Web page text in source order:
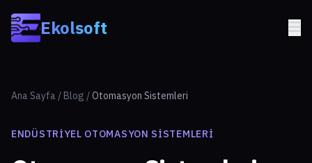
Ekolsoft
Ana Sayfa / Blog /Otomasyon Sistemleri
ENDÜSTRIYEL OTOMASYON SISTEMLERI